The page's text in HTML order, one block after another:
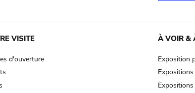
VISITE
d'ouverture
À VOIR &
Exposition